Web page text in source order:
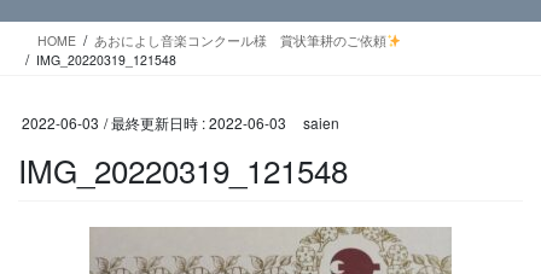
キ
に
HOME
あおによし音楽コンクール様 賞状筆耕のご依頼
IMG_20220319_121548
2022-06-03 / 最終更新日時 :2022-06-03 saien
IMG_20220319_121548